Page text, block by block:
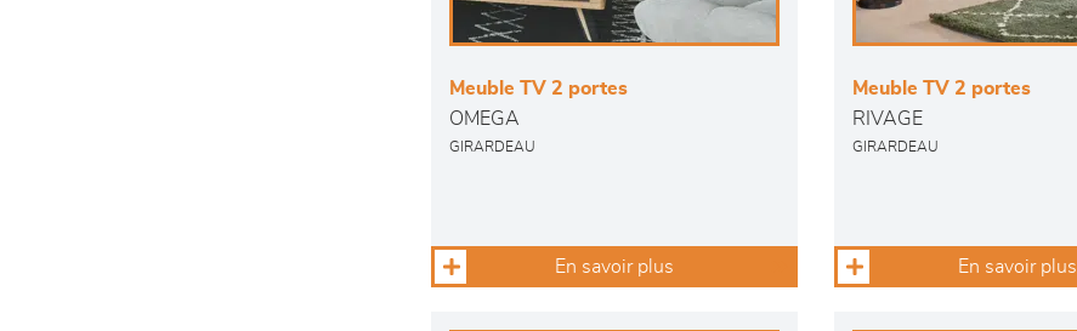
Meuble TV 2 portes
OMEGA
GIRARDEAU
En savoir plus
Meuble TV 2 portes
RIVAGE
GIRARDEAU
En savoir plus